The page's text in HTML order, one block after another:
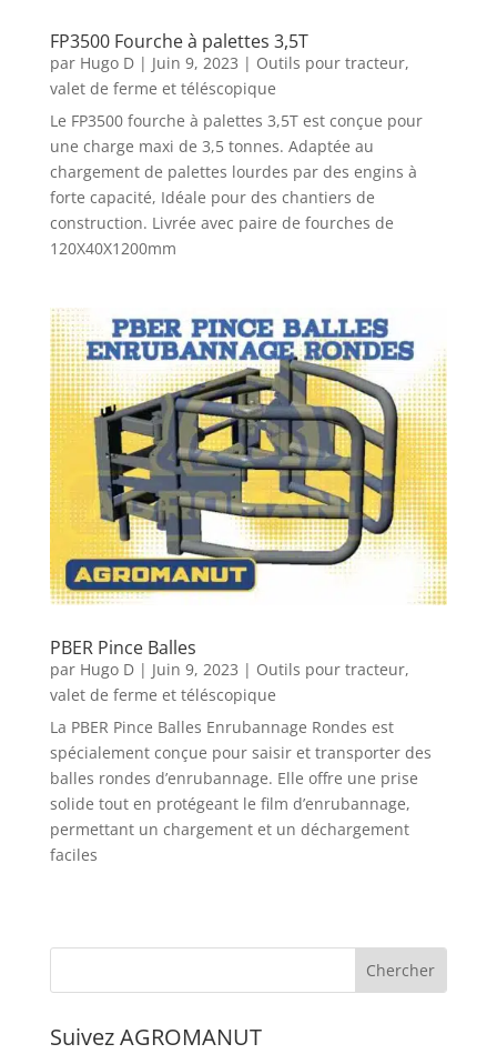
FP3500 Fourche à palettes 3,5T
par Hugo D| Juin 9, 2023 | Outils pour tracteur,
valet de ferme et téléscopique
Le FP3500 fourche à palettes 3,5T est conçue pour
une charge maxi de 3,5 tonnes. Adaptée au
chargement de palettes lourdes par des engins à
forte capacité, Idéale pour des chantiers de
construction. Livrée avec paire de fourches de
120X40X1200mm
PBER Pince Balles
par Hugo D| Juin 9, 2023 | Outils pour tracteur,
valet de ferme et téléscopique
La PBER Pince Balles Enrubannage Rondes est
spécialement conçue pour saisir et transporter des
balles rondes d’enrubannage. Elle offre une prise
solide tout en protégeant le film d’enrubannage,
permettant un chargement et un déchargement
faciles
Suivez AGROMANUT